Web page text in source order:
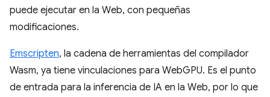
puede ejecutar en la Web, con pequeñas
modificaciones.
Emscripten, la cadena de herramientas del compilador
Wasm, ya tiene vinculaciones para WebGPU. Es el punto
de entrada para la inferencia de IA en la Web, por lo que